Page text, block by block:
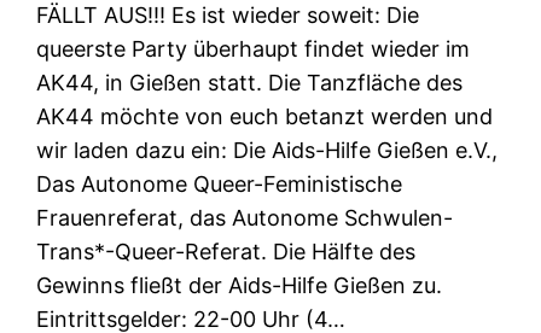
FÄLLT AUS!!! Es ist wieder soweit: Die
queerste Party überhaupt findet wieder im
AK44, in Gießen statt. Die Tanzfläche des
AK44 möchte von euch betanzt werden und
wir laden dazu ein: Die Aids-Hilfe Gießen e.V.,
Das Autonome Queer-Feministische
Frauenreferat, das Autonome Schwulen-
Trans*-Queer-Referat. Die Hälfte des
Gewinns fließt der Aids-Hilfe Gießen zu.
Eintrittsgelder: 22-00 Uhr (4…